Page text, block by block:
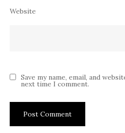
Website
Save my name, email, and
next time I comment.